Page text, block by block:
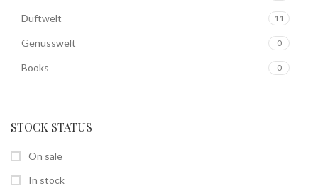
Books 0
Duftwelt 11
Genusswelt 0
STOCK STATUS
On sale
In stock